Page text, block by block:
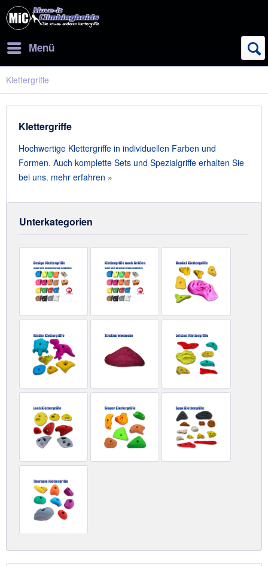
Menü
Klettergriffe
Klettergriffe
Hochwertige Klettergriffe in individuellen Farben und
Formen. Auch komplette Sets und Spezialgriffe erhalten Sie
bei uns. mehr erfahren »
Unterkategorien